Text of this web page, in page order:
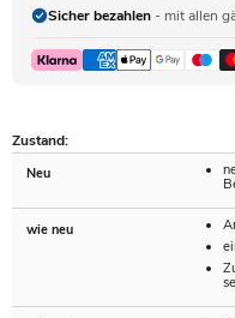
Sicher bezahlen - mit allen
Zustand:
Neu
wie neu